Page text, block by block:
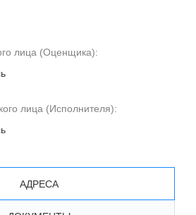
лица (Оценщика):
лица (Исполнителя):
АДРЕСА